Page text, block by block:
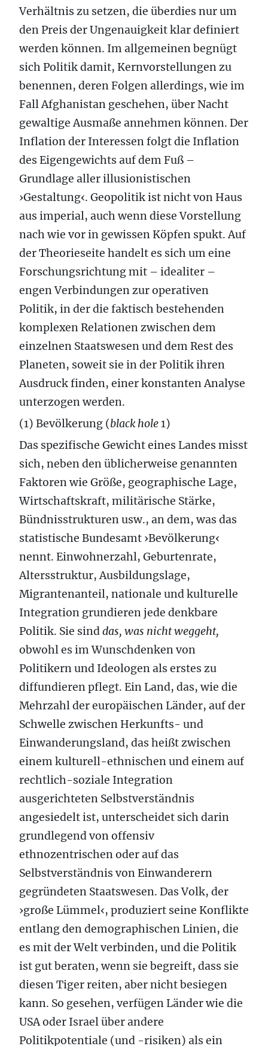
Verhältnis zu setzen, die überdies nur um
den Preis der Ungenauigkeit klar definiert
werden können. Im allgemeinen begnügt
sich Politik damit, Kernvorstellungen zu
benennen, deren Folgen allerdings, wie im
Fall Afghanistan geschehen, über Nacht
gewaltige Ausmaße annehmen können. Der
Inflation der Interessen folgt die Inflation
des Eigengewichts auf dem Fuß –
Grundlage aller illusionistischen
›Gestaltung‹. Geopolitik ist nicht von Haus
aus imperial, auch wenn diese Vorstellung
nach wie vor in gewissen Köpfen spukt. Auf
der Theorieseite handelt es sich um eine
Forschungsrichtung mit – idealiter –
engen Verbindungen zur operativen
Politik, in der die faktisch bestehenden
komplexen Relationen zwischen dem
einzelnen Staatswesen und dem Rest des
Planeten, soweit sie in der Politik ihren
Ausdruck finden, einer konstanten Analyse
unterzogen werden.
(1) Bevölkerung (black hole1)
Das spezifische Gewicht eines Landes misst
sich, neben den üblicherweise genannten
Faktoren wie Größe, geographische Lage,
Wirtschaftskraft, militärische Stärke,
Bündnisstrukturen usw., an dem, was das
statistische Bundesamt ›Bevölkerung‹
nennt. Einwohnerzahl, Geburtenrate,
Altersstruktur, Ausbildungslage,
Migrantenanteil, nationale und kulturelle
Integration grundieren jede denkbare
Politik. Sie sinddas, was nicht weggeht,
obwohl es im Wunschdenken von
Politikern und Ideologen als erstes zu
diffundieren pflegt. Ein Land, das, wie die
Mehrzahl der europäischen Länder, auf der
Schwelle zwischen Herkunfts- und
Einwanderungsland, das heißt zwischen
einem kulturell-ethnischen und einem auf
rechtlich-soziale Integration
ausgerichteten Selbstverständnis
angesiedelt ist, unterscheidet sich darin
grundlegend von offensiv
ethnozentrischen oder auf das
Selbstverständnis von Einwanderern
gegründeten Staatswesen. Das Volk, der
›große Lümmel‹, produziert seine Konflikte
entlang den demographischen Linien, die
es mit der Welt verbinden, und die Politik
ist gut beraten, wenn sie begreift, dass sie
diesen Tiger reiten, aber nicht besiegen
kann. So gesehen, verfügen Länder wie die
USA oder Israel über andere
Politikpotentiale (und -risiken) als ein